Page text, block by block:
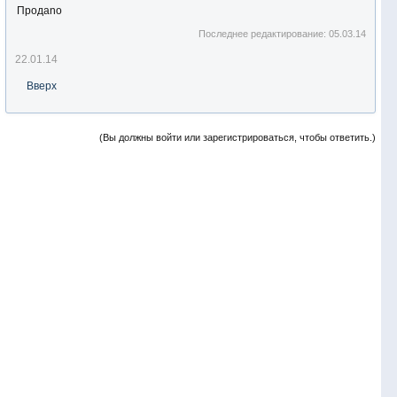
Продаno
Последнее редактирование:05.03.14
22.01.14
Вверх
(Вы должны войти или зарегистрироваться, чтобы ответить.)